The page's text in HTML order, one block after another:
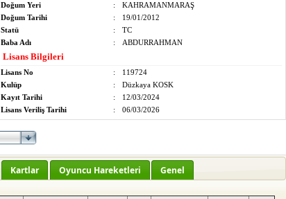
Doğum Yeri :
KAHRAMANMARAŞ
Doğum Tarihi
:
19/01/2012
Statü
:
TC
Baba Adı
: ABDURRAHMAN
Lisans Bilgileri
Lisans No :
119724
Kulüp
:
Düzkaya KOSK
Kayıt Tarihi
:
12/03/2024
Lisans Veriliş Tarihi
: 06/03/2026
Kartlar Oyuncu Hareketleri Genel